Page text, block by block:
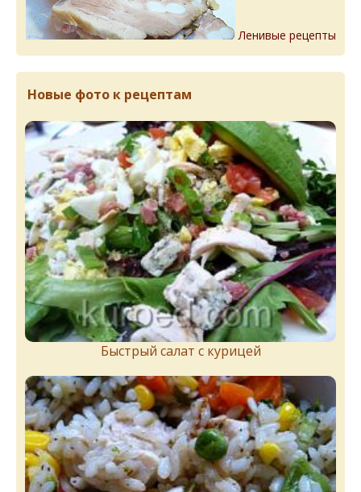
Ленивые рецепты
Новые фото к рецептам
Быстрый салат с курицей